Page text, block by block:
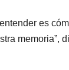
es
memoria”,